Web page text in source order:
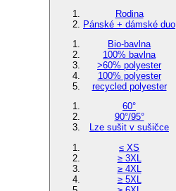
Rodina
Pánské + dámské duo
Bio-bavlna
100% bavlna
>60% polyester
100% polyester
recycled polyester
60°
90°/95°
Lze sušit v sušičce
≤ XS
≥ 3XL
≥ 4XL
≥ 5XL